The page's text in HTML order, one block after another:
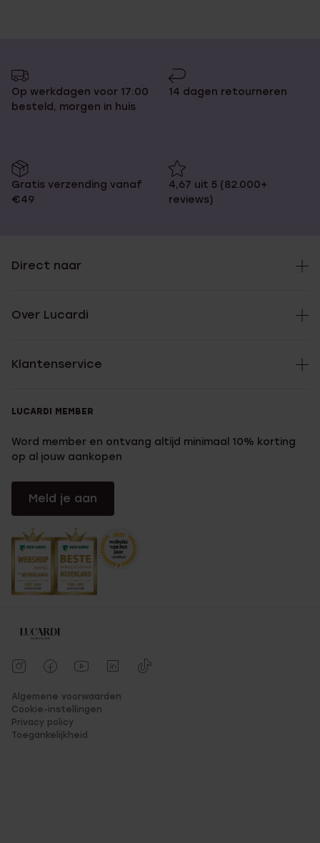
Op werkdagen voor 17:00
besteld, morgen in huis
14 dagen retourneren
Gratis verzending vanaf
€49
4,67 uit 5 (82.000+
reviews)
Direct naar
Over Lucardi
Klantenservice
LUCARDI MEMBER
Word member en ontvang altijd minimaal 10% korting
op al jouw aankopen
Meld je aan
Algemene voorwaarden
Cookie-instellingen
Privacy policy
Toegankelijkheid